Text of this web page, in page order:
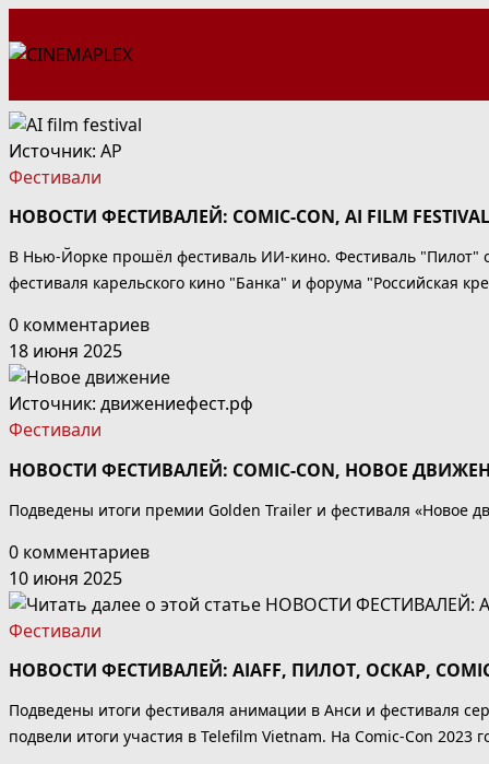
к
Источник: AP
Фестивали
НОВОСТИ ФЕСТИВАЛЕЙ: COMIC-CON, AI FILM
В Нью-Йорке прошёл фестиваль ИИ-кино. Фестиваль "Пилот"
фестиваля карельского кино "Банка" и форума "Российская
0 комментариев
18 июня 2025
Источник: движениефест.рф
Фестивали
НОВОСТИ ФЕСТИВАЛЕЙ: COMIC-CON, НОВОЕ
Подведены итоги премии Golden Trailer и фестиваля «Новое
0 комментариев
10 июня 2025
Фестивали
НОВОСТИ ФЕСТИВАЛЕЙ: AIAFF, ПИЛОТ, ОСКАР,
Подведены итоги фестиваля анимации в Анси и фестиваля
подвели итоги участия в Telefilm Vietnam. На Comic-Con 2023